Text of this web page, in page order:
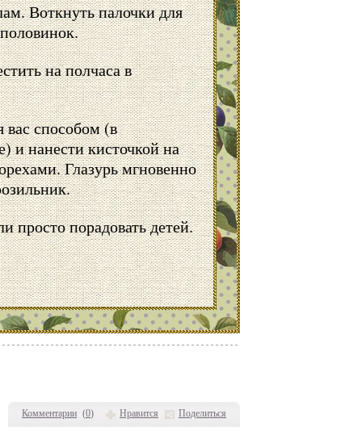
Комментарии (0) Нравится Поделиться
Воткнуть палочки для
на полчаса в
способом (в
и нанести кисточкой на
Глазурь мгновенно
просто порадовать детей.